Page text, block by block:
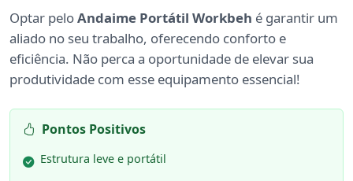
Optar peloAndaime Portátil Workbeh é garantir um
aliado no seu trabalho, oferecendo conforto e
eficiência. Não perca a oportunidade de elevar sua
produtividade com esse equipamento essencial!
Pontos Positivos
Estrutura leve e portátil